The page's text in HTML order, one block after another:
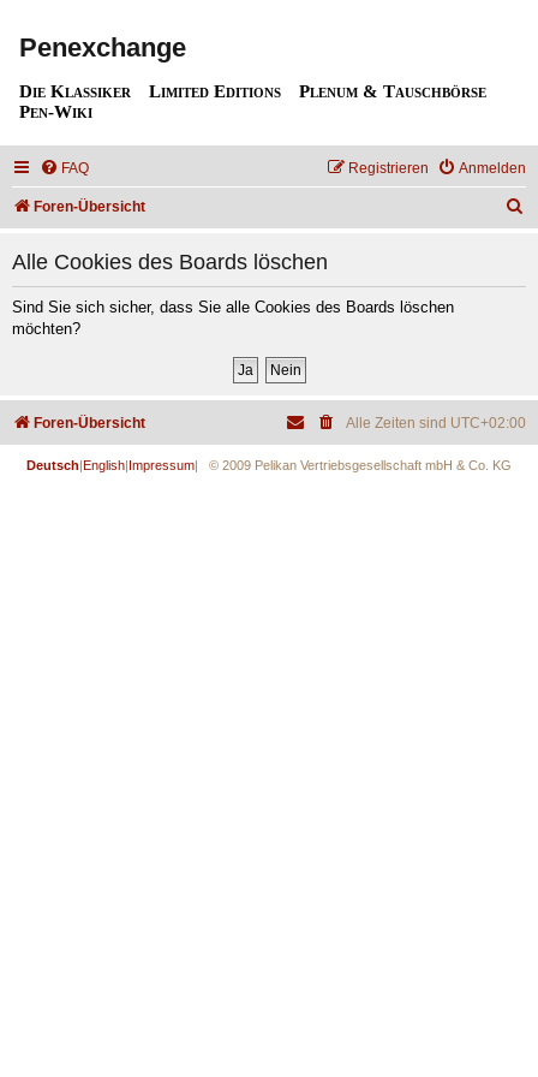
Penexchange
Die Klassiker Limited Editions
Plenum & Tauschbörse
Pen-Wiki
FAQ Anmelden
Registrieren
Foren-Übersicht
Alle Cookies des Boards löschen
Sind Sie sich sicher, dass Sie alle Cookies des Boards löschen
möchten?
Foren-Übersicht Alle Zeiten sind UTC+02:00
Deutsch|English|Impressum| © 2009 Pelikan Vertriebsgesellschaft mbH & Co. KG